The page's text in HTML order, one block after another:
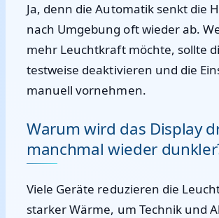
Ja, denn die Automatik senkt die
nach Umgebung oft wieder ab.
mehr Leuchtkraft möchte, sollte
testweise deaktivieren und die
manuell vornehmen.
Warum wird das Display
manchmal wieder
Viele Geräte reduzieren die
starker Wärme, um Technik und